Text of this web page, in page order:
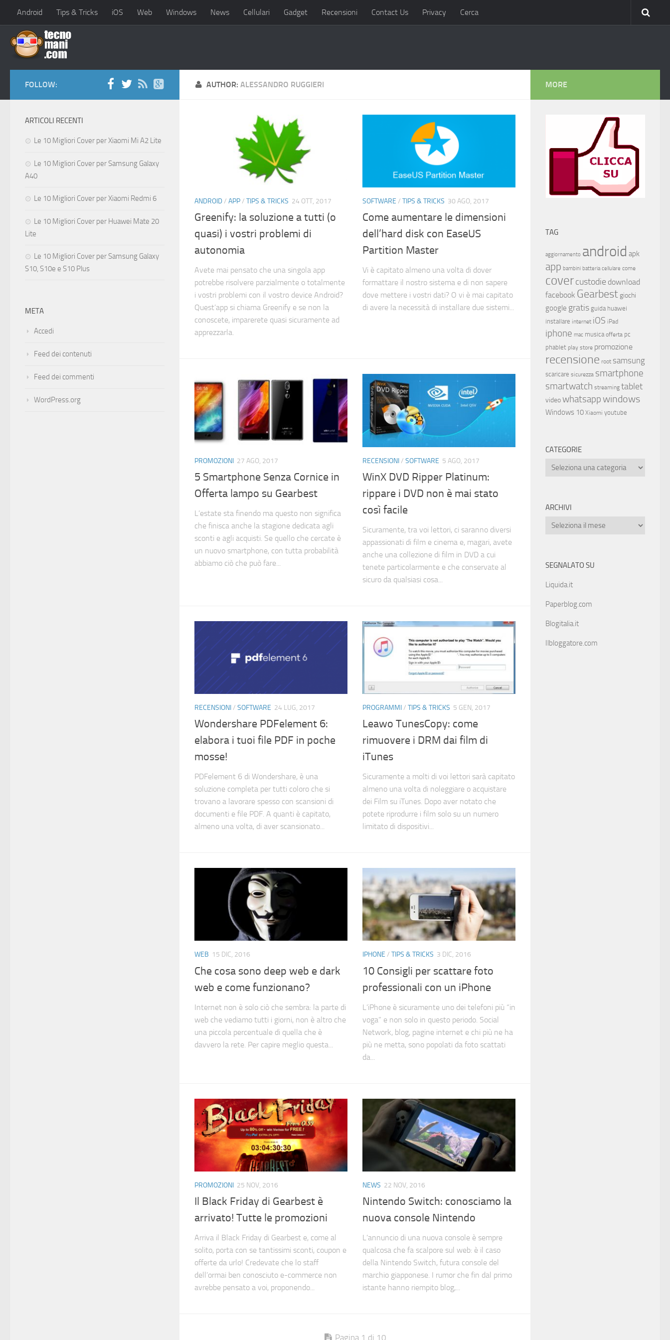
Android Tips & Tricks iOS Web Windows News Cellulari Gadget Recensioni Contact Us Privacy Cerca
AUTHOR: ALESSANDRO RUGGIERI
ANDROID/ APP/ TIPS & TRICKS 24 OTT, 2017
Greenify: la soluzione a tutti (o
quasi) i vostri problemi di
autonomia
Avete mai pensato che una singola app
potrebbe risolvere parzialmente o totalmente
i vostri problemi con il vostro device Android?
Quest’app si chiama Greenify e se non la
conoscete, imparerete quasi sicuramente ad
apprezzarla.
SOFTWARE / TIPS & TRICKS 30 AGO, 2017
Come aumentare le dimensioni
dell’hard disk con EaseUS
Partition Master
Vi è capitato almeno una volta di dover
formattare il nostro sistema e di non sapere
dove mettere i vostri dati? O vi è mai capitato
di avere la necessità di installare due sistemi...
PROMOZIONI 27 AGO, 2017
5 Smartphone Senza Cornice in
Offerta lampo su Gearbest
L’estate sta finendo ma questo non significa
che finisca anche la stagione dedicata agli
sconti e agli acquisti. Se quello che cercate è
un nuovo smartphone, con tutta probabilità
abbiamo ciò che può fare...
RECENSIONI/ SOFTWARE 5 AGO, 2017
WinX DVD Ripper Platinum:
rippare i DVD non è mai stato
così facile
Sicuramente, tra voi lettori, ci saranno diversi
appassionati di film e cinema e, magari, avete
anche una collezione di film in DVD a cui
tenete particolarmente e che conservate al
sicuro da qualsiasi cosa...
RECENSIONI/ SOFTWARE 24 LUG, 2017
Wondershare PDFelement 6:
elabora i tuoi file PDF in poche
mosse!
PDFelement 6 di Wondershare, è una
soluzione completa per tutti coloro che si
trovano a lavorare spesso con scansioni di
documenti e file PDF. A quanti è capitato,
almeno una volta, di aver scansionato...
PROGRAMMI/ TIPS & TRICKS 5 GEN, 2017
Leawo TunesCopy: come
rimuovere i DRM dai film di
iTunes
Sicuramente a molti di voi lettori sarà capitato
almeno una volta di noleggiare o acquistare
dei Film su iTunes. Dopo aver notato che
potete riprodurre i film solo su un numero
limitato di dispositivi...
WEB 15 DIC, 2016
Che cosa sono deep web e dark
web e come funzionano?
Internet non è solo ciò che sembra: la parte di
web che vediamo tutti i giorni, non è altro che
una piccola percentuale di quella che è
davvero la rete. Per capire meglio questa...
IPHONE / TIPS & TRICKS 3 DIC, 2016
10 Consigli per scattare foto
professionali con un iPhone
L’iPhone è sicuramente uno dei telefoni più “in
voga” e non solo in questo periodo. Social
Network, blog, pagine internet e chi più ne ha
più ne metta, sono popolati da foto scattati
da...
PROMOZIONI 25 NOV, 2016
Il Black Friday di Gearbest è
arrivato! Tutte le promozioni
Arriva il Black Friday di Gearbest e, come al
solito, porta con se tantissimi sconti, coupon e
offerte da urlo! Credevate che lo staff
dell’ormai ben conosciuto e-commerce non
avrebbe pensato a voi, proponendo...
NEWS 22 NOV, 2016
Nintendo Switch: conosciamo la
nuova console Nintendo
L’annuncio di una nuova console è sempre
qualcosa che fa scalpore sul web: è il caso
della Nintendo Switch, futura console del
marchio giapponese. I rumor che fin dal primo
istante hanno riempito blog,...
Pagina 1 di 10
FOLLOW:
ARTICOLI RECENTI
Le 10 Migliori Cover per Xiaomi Mi A2 Lite
Le 10 Migliori Cover per Samsung Galaxy
A40
Le 10 Migliori Cover per Xiaomi Redmi 6
Le 10 Migliori Cover per Huawei Mate 20
Lite
Le 10 Migliori Cover per Samsung Galaxy
S10, S10e e S10 Plus
META
Accedi
Feed dei contenuti
Feed dei commenti
WordPress.org
MORE
TAG
aggiornamento android apk
app bambini batteria cellulare come
covercustodie download
facebook Gearbest giochi
google gratis guida huawei
installare internet iOS iPad
iphone mac musica offerta pc
phablet play store promozione
recensione root samsung
scaricare sicurezza smartphone
smartwatch streaming tablet
videowhatsappwindows
Windows 10 Xiaomi youtube
CATEGORIE
ARCHIVI
SEGNALATO SU
Liquida.it
Paperblog.com
Blogitalia.it
Ilbloggatore.com